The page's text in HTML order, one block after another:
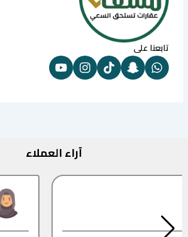
تابعنا على
آراء العملاء